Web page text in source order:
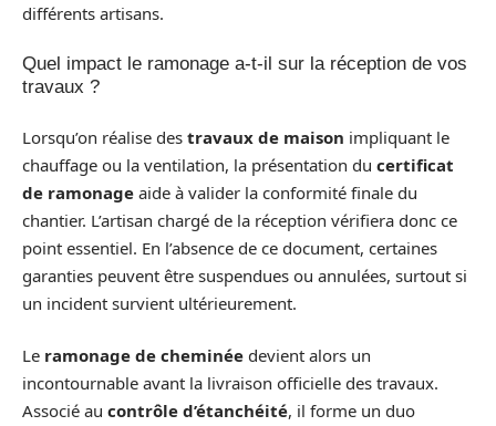
différents artisans.
Quel impact le ramonage a-t-il sur la réception de vos
travaux ?
Lorsqu’on réalise des travaux de maison impliquant le
chauffage ou la ventilation, la présentation du certificat
de ramonage aide à valider la conformité finale du
chantier. L’artisan chargé de la réception vérifiera donc ce
point essentiel. En l’absence de ce document, certaines
garanties peuvent être suspendues ou annulées, surtout si
un incident survient ultérieurement.
Le ramonage de cheminée devient alors un
incontournable avant la livraison officielle des travaux.
Associé au contrôle d’étanchéité, il forme un duo